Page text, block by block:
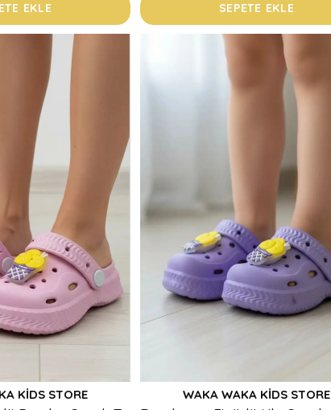
EKLE SEPETE EKLE
KIDS STORE WAKA WAKA KIDS STORE